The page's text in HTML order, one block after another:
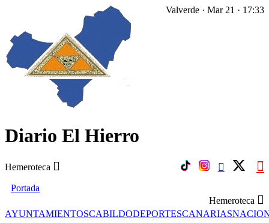
Diario El Hierro
Hemeroteca
Valverde · Mar 21 · 17:33
Portada
Hemeroteca
AYUNTAMIENTOSCABILDODEPORTESCANARIAS